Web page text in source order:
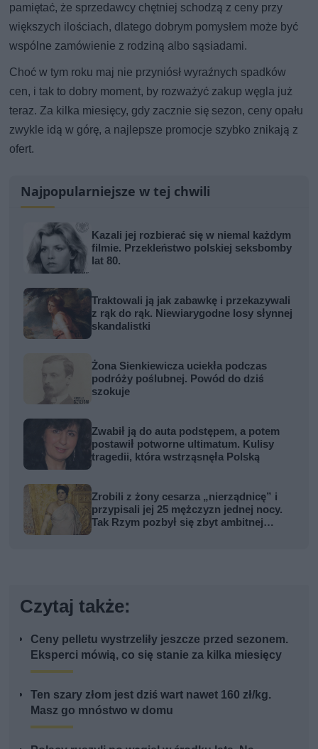
pamiętać, że sprzedawcy chętniej schodzą z ceny przy
większych ilościach, dlatego dobrym pomysłem może być
wspólne zamówienie z rodziną albo sąsiadami.
Choć w tym roku maj nie przyniósł wyraźnych spadków
cen, i tak to dobry moment, by rozważyć zakup węgla już
teraz. Za kilka miesięcy, gdy zacznie się sezon, ceny opału
zwykle idą w górę, a najlepsze promocje szybko znikają z
ofert.
Najpopularniejsze w tej chwili
Kazali jej rozbierać się w niemal każdym
filmie. Przekleństwo polskiej seksbomby
lat 80.
Traktowali ją jak zabawkę i przekazywali
z rąk do rąk. Niewiarygodne losy słynnej
skandalistki
Żona Sienkiewicza uciekła podczas
podróży poślubnej. Powód do dziś
szokuje
Zwabił ją do auta podstępem, a potem
postawił potworne ultimatum. Kulisy
tragedii, która wstrząsnęła Polską
Zrobili z żony cesarza „nierządnicę” i
przypisali jej 25 mężczyzn jednej nocy.
Tak Rzym pozbył się zbyt ambitnej
Czytaj także:
Ceny pelletu wystrzeliły jeszcze przed sezonem.
Eksperci mówią, co się stanie za kilka miesięcy
Ten szary złom jest dziś wart nawet 160 zł/kg.
Masz go mnóstwo w domu